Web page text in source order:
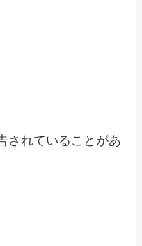
されていることがあ